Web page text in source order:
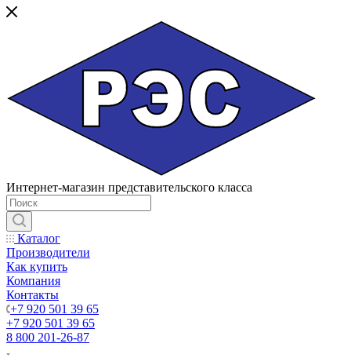
Интернет-магазин представительского класса
Каталог
Производители
Как купить
Компания
Контакты
+7 920 501 39 65
+7 920 501 39 65
8 800 201-26-87